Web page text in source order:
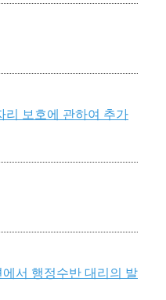
리 보호에 관하여 추가
서 행정수반 대리의 발